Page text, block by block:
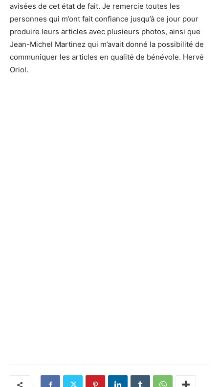
avisées de cet état de fait. Je remercie toutes les
personnes qui m’ont fait confiance jusqu’à ce jour pour
produire leurs articles avec plusieurs photos, ainsi que
Jean-Michel Martinez qui m’avait donné la possibilité de
communiquer les articles en qualité de bénévole. Hervé
Oriol.